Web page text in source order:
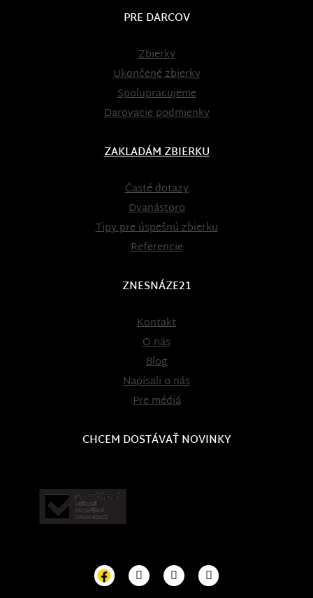
PRE DARCOV
Zbierky
Ukončené zbierky
Spolupracujeme
Darovacie podmienky
ZAKLADÁM ZBIERKU
Časté dotazy
Dvanástoro
Tipy pre úspešnú zbierku
Referencie
ZNESNÁZE21
Kontakt
O nás
Blog
Napísali o nás
Pre médiá
CHCEM DOSTÁVAŤ NOVINKY